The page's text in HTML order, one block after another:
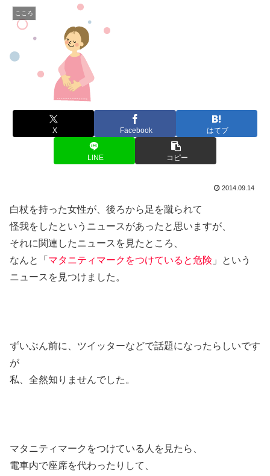
こころ
X Facebook はてブ
LINE コピー
2014.09.14
白杖を持った女性が、後ろから足を蹴られて
怪我をしたというニュースがあったと思いますが、
それに関連したニュースを見たところ、
なんと「 マタニティマークをつけていると危険 」という
ニュースを見つけました。
ずいぶん前に、ツイッターなどで話題になったらしいです
が
私、全然知りませんでした。
マタニティマークをつけている人を見たら、
電車内で座席を代わったりして、